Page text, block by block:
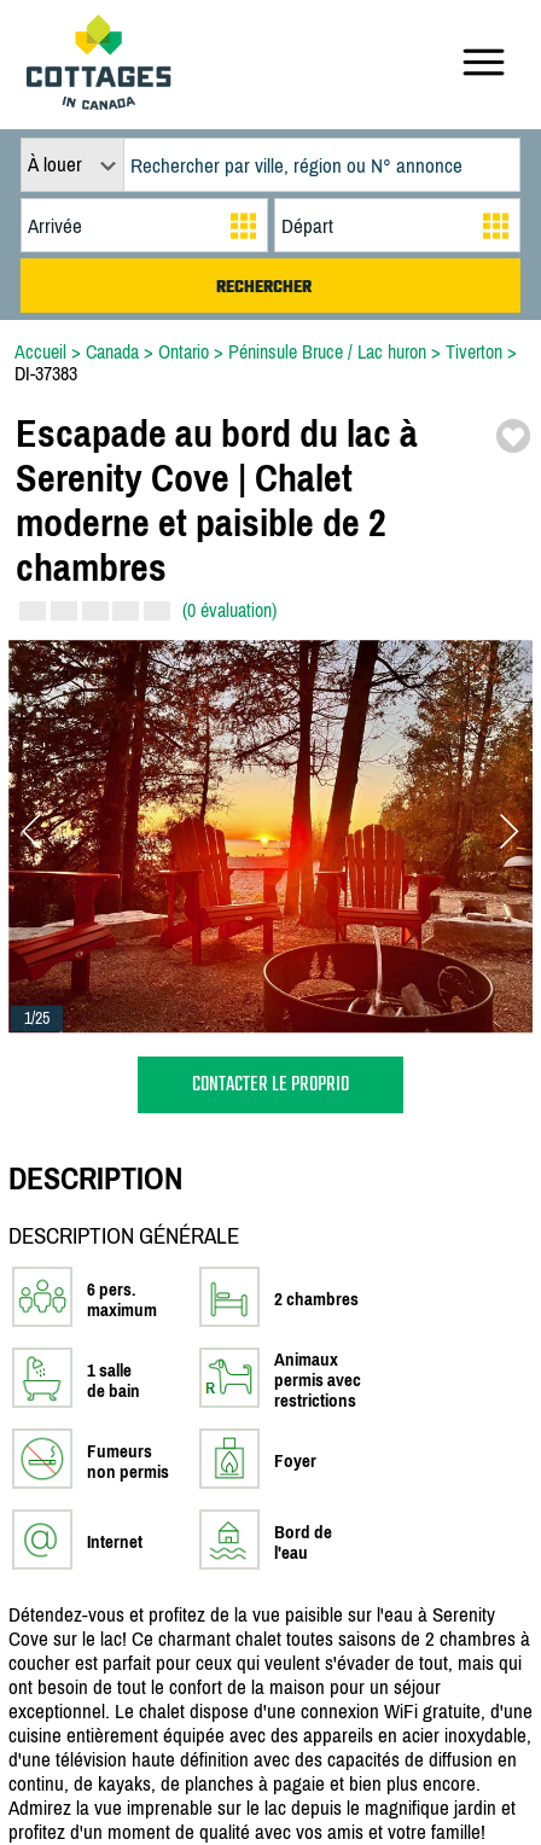
À louer
Accueil > Canada > Ontario > Péninsule Bruce / Lac huron > Tiverton >
DI-37383
Escapade au bord du lac à
Serenity Cove | Chalet
moderne et paisible de 2
chambres
(0 évaluation)
1/25
CONTACTER LE PROPRIO
DESCRIPTION
DESCRIPTION GÉNÉRALE
6 pers.
maximum
2 chambres
1 salle
de bain
Animaux
permis avec
restrictions
Fumeurs
non permis
Foyer
Internet
Bord de
l'eau
Détendez-vous et profitez de la vue paisible sur l'eau à Serenity
Cove sur le lac! Ce charmant chalet toutes saisons de 2 chambres à
coucher est parfait pour ceux qui veulent s'évader de tout, mais qui
ont besoin de tout le confort de la maison pour un séjour
exceptionnel. Le chalet dispose d'une connexion WiFi gratuite, d'une
cuisine entièrement équipée avec des appareils en acier inoxydable,
d'une télévision haute définition avec des capacités de diffusion en
continu, de kayaks, de planches à pagaie et bien plus encore.
Admirez la vue imprenable sur le lac depuis le magnifique jardin et
profitez d'un moment de qualité avec vos amis et votre famille!